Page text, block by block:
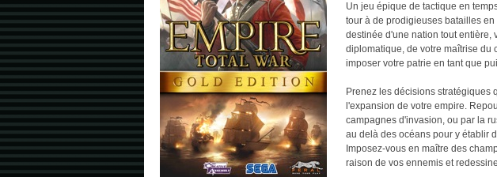
Un jeu épique de tactique en
tour à de prodigieuses batailles
destinée d'une nation tout entière,
diplomatique, de votre maîtrise du
imposer votre patrie en tant que
Prenez les décisions stratégiques
l'expansion de votre empire.
campagnes d'invasion, ou par la
au delà des océans pour y établir
Imposez-vous en maître des
raison de vos ennemis et